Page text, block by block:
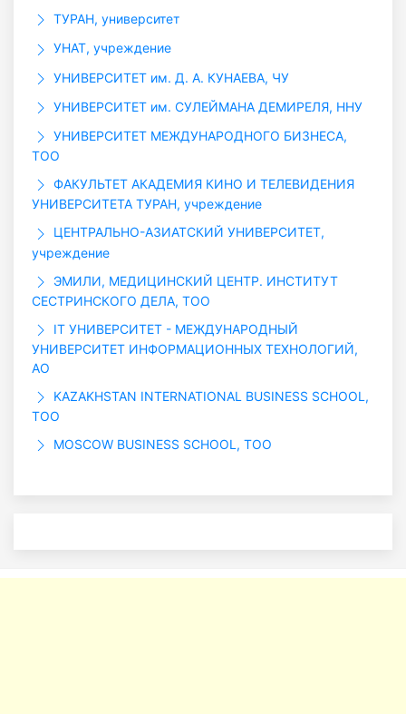
ТУРАН, университет
УНАТ, учреждение
УНИВЕРСИТЕТ им. Д. А. КУНАЕВА, ЧУ
УНИВЕРСИТЕТ им. СУЛЕЙМАНА ДЕМИРЕЛЯ, ННУ
УНИВЕРСИТЕТ МЕЖДУНАРОДНОГО БИЗНЕСА,
ТОО
ФАКУЛЬТЕТ АКАДЕМИЯ КИНО И ТЕЛЕВИДЕНИЯ
УНИВЕРСИТЕТА ТУРАН, учреждение
ЦЕНТРАЛЬНО-АЗИАТСКИЙ УНИВЕРСИТЕТ,
учреждение
ЭМИЛИ, МЕДИЦИНСКИЙ ЦЕНТР. ИНСТИТУТ
СЕСТРИНСКОГО ДЕЛА, ТОО
IT УНИВЕРСИТЕТ - МЕЖДУНАРОДНЫЙ
УНИВЕРСИТЕТ ИНФОРМАЦИОННЫХ ТЕХНОЛОГИЙ,
АО
KAZAKHSTAN INTERNATIONAL BUSINESS SCHOOL,
ТОО
MOSCOW BUSINESS SCHOOL, ТОО